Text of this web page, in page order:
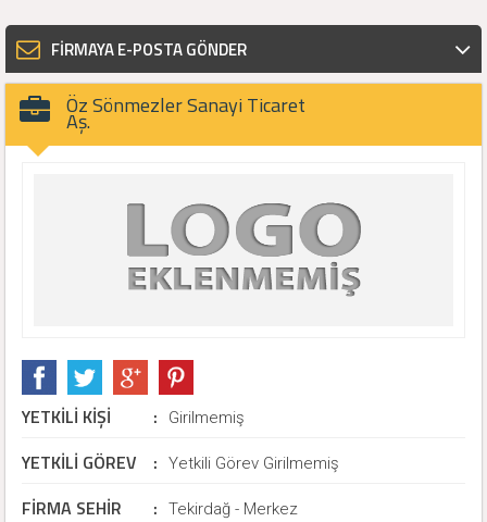
FİRMAYA E-POSTA GÖNDER
Öz Sönmezler Sanayi Ticaret
Aş.
YETKİLİ KİŞİ : Girilmemiş
YETKİLİ GÖREV : Yetkili Görev Girilmemiş
FİRMA SEHİR : Tekirdağ - Merkez